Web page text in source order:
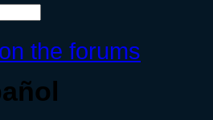
the forums